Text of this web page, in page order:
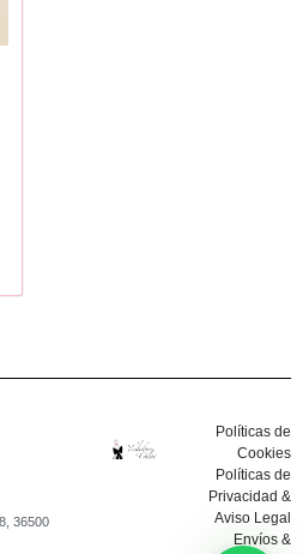
36500
Políticas de
Cookies
Políticas de
Privacidad &
Aviso Legal
Envíos &